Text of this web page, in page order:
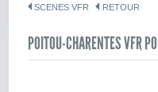
SCENES VFR RETOUR
POITOU-CHARENTES VFR